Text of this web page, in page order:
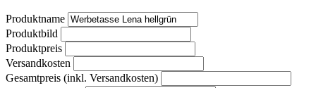
Produktname
Produktbild
Produktpreis
Versandkosten
Gesamtpreis (inkl. Versandkosten)